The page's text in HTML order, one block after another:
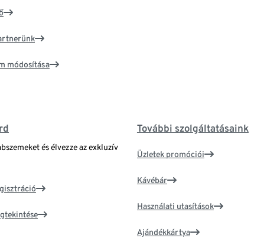
módosítása
és élvezze az exkluzív
További szolgáltatásaink
Üzletek promóciói
Kávébár
Használati utasítások
Ajándékkártya